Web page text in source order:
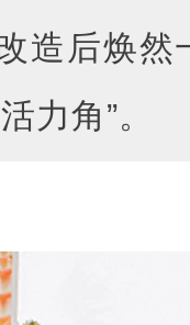
造后焕
力角”。